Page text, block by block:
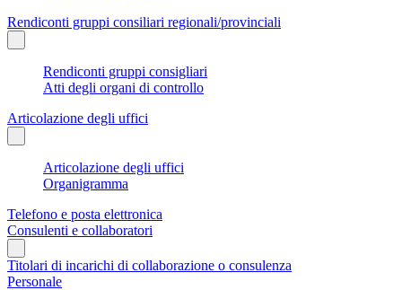
Rendiconti gruppi consiliari regionali/provinciali
Rendiconti gruppi consigliari
Atti degli organi di controllo
Articolazione degli uffici
Articolazione degli uffici
Organigramma
Telefono e posta elettronica
Consulenti e collaboratori
Titolari di incarichi di collaborazione o consulenza
Personale